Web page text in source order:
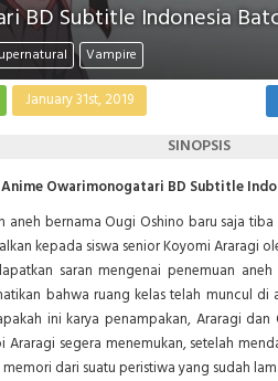
BD Subtitle Indonesia
Vampire
January 31st, 2019
SINOPSIS
Owarimonogatari BD Subtitle
aneh bernama Ougi Oshino baru saja
kepada siswa senior Koyomi Araragi
saran mengenai penemuan
bahwa ruang kelas telah muncul di
ini karya penampakan, Araragi
Araragi segera menemukan, setelah
dari suatu peristiwa yang sudah